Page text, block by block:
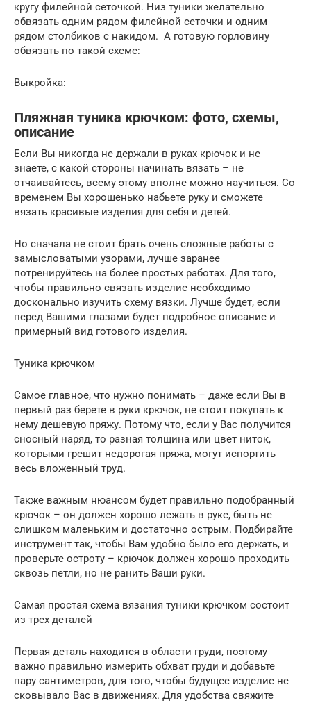
кругу филейной сеточкой. Низ туники желательно
обвязать одним рядом филейной сеточки и одним
рядом столбиков с накидом. А готовую горловину
обвязать по такой схеме:
Выкройка:
Пляжная туника крючком: фото, схемы,
описание
Если Вы никогда не держали в руках крючок и не
знаете, с какой стороны начинать вязать – не
отчаивайтесь, всему этому вполне можно научиться. Со
временем Вы хорошенько набьете руку и сможете
вязать красивые изделия для себя и детей.
Но сначала не стоит брать очень сложные работы с
замысловатыми узорами, лучше заранее
потренируйтесь на более простых работах. Для того,
чтобы правильно связать изделие необходимо
досконально изучить схему вязки. Лучше будет, если
перед Вашими глазами будет подробное описание и
примерный вид готового изделия.
Туника крючком
Самое главное, что нужно понимать – даже если Вы в
первый раз берете в руки крючок, не стоит покупать к
нему дешевую пряжу. Потому что, если у Вас получится
сносный наряд, то разная толщина или цвет ниток,
которыми грешит недорогая пряжа, могут испортить
весь вложенный труд.
Также важным нюансом будет правильно подобранный
крючок – он должен хорошо лежать в руке, быть не
слишком маленьким и достаточно острым. Подбирайте
инструмент так, чтобы Вам удобно было его держать, и
проверьте остроту – крючок должен хорошо проходить
сквозь петли, но не ранить Ваши руки.
Самая простая схема вязания туники крючком состоит
из трех деталей
Первая деталь находится в области груди, поэтому
важно правильно измерить обхват груди и добавьте
пару сантиметров, для того, чтобы будущее изделие не
сковывало Вас в движениях. Для удобства свяжите